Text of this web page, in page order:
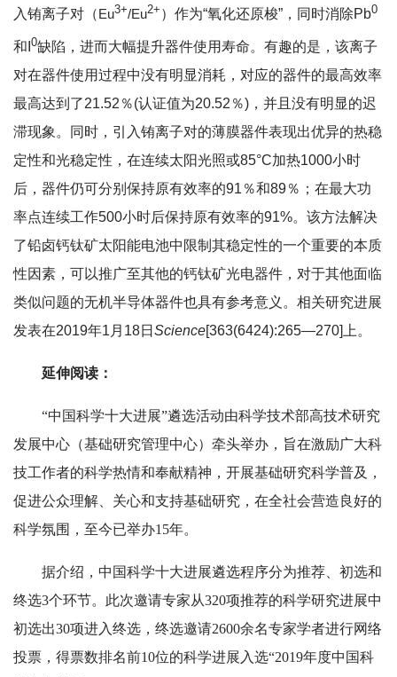
入铕离子对（Eu3+/Eu2+ ）作为“氧化还原梭”，同时消除Pb0
和I 0缺陷，进而大幅提升器件使用寿命。有趣的是，该离子
对在器件使用过程中没有明显消耗，对应的器件的最高效率
最高达到了21.52％(认证值为20.52％)，并且没有明显的迟
滞现象。同时，引入铕离子对的薄膜器件表现出优异的热稳
定性和光稳定性，在连续太阳光照或85°C加热1000小时
后，器件仍可分别保持原有效率的91％和89％；在最大功
率点连续工作500小时后保持原有效率的91%。该方法解决
了铅卤钙钛矿太阳能电池中限制其稳定性的一个重要的本质
性因素，可以推广至其他的钙钛矿光电器件，对于其他面临
类似问题的无机半导体器件也具有参考意义。相关研究进展
发表在2019年1月18日 Science[363(6424):265—270]上。
延伸阅读：
“中国科学十大进展”遴选活动由科学技术部高技术研究
发展中心（基础研究管理中心）牵头举办，旨在激励广大科
技工作者的科学热情和奉献精神，开展基础研究科学普及，
促进公众理解、关心和支持基础研究，在全社会营造良好的
科学氛围，至今已举办15年。
据介绍，中国科学十大进展遴选程序分为推荐、初选和
终选3个环节。此次邀请专家从320项推荐的科学研究进展中
初选出30项进入终选，终选邀请2600余名专家学者进行网络
投票，得票数排名前10位的科学进展入选“2019年度中国科